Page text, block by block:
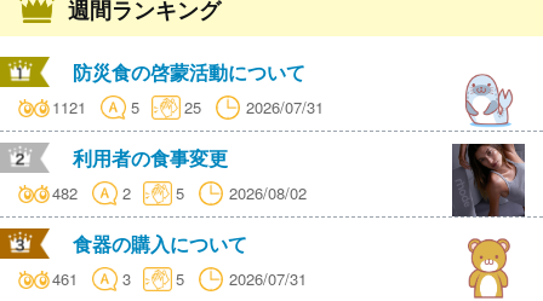
週間ランキング
防災食の啓蒙活動について
1121 5 25 2026/07/31
利用者の食事変更
482 2 5 2026/08/02
食器の購入について
461 3 5 2026/07/31